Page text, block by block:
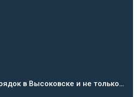
в Высоковске и не только…